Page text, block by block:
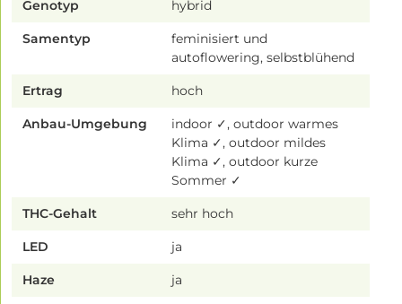
Genotyp hybrid
Samentyp
feminisiert und
autoflowering, selbstblühend
Ertrag hoch
Anbau-Umgebung
indoor ✓, outdoor warmes
Klima ✓, outdoor mildes
Klima ✓, outdoor kurze
Sommer ✓
THC-Gehalt sehr hoch
LED ja
Haze ja